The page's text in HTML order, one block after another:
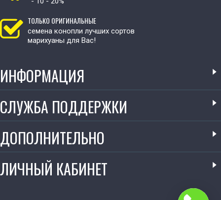
ТОЛЬКО ОРИГИНАЛЬНЫЕ
семена конопли лучших сортов
марихуаны для Вас!
ИНФОРМАЦИЯ
СЛУЖБА ПОДДЕРЖКИ
ДОПОЛНИТЕЛЬНО
ЛИЧНЫЙ КАБИНЕТ